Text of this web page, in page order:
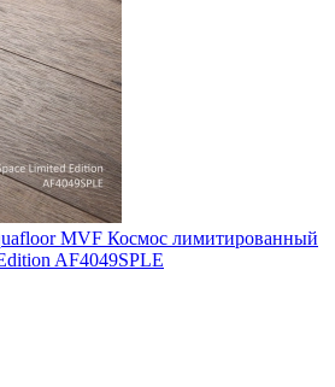
MVF Космос лимитированный
AF4049SPLE